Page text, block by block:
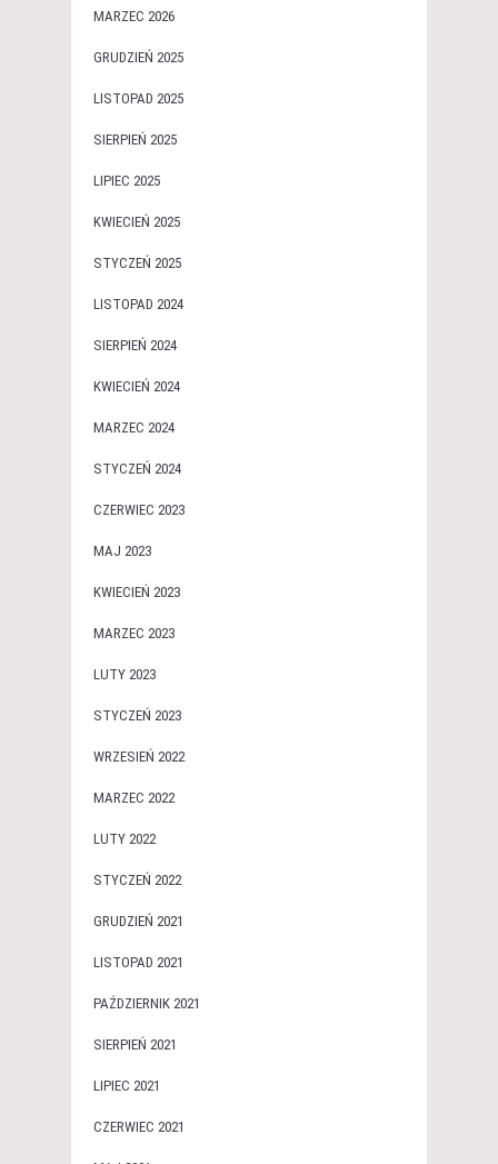
MARZEC 2026
GRUDZIEŃ 2025
LISTOPAD 2025
SIERPIEŃ 2025
LIPIEC 2025
KWIECIEŃ 2025
STYCZEŃ 2025
LISTOPAD 2024
SIERPIEŃ 2024
KWIECIEŃ 2024
MARZEC 2024
STYCZEŃ 2024
CZERWIEC 2023
MAJ 2023
KWIECIEŃ 2023
MARZEC 2023
LUTY 2023
STYCZEŃ 2023
WRZESIEŃ 2022
MARZEC 2022
LUTY 2022
STYCZEŃ 2022
GRUDZIEŃ 2021
LISTOPAD 2021
PAŹDZIERNIK 2021
SIERPIEŃ 2021
LIPIEC 2021
CZERWIEC 2021